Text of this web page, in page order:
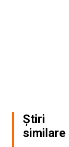
Știri
similare